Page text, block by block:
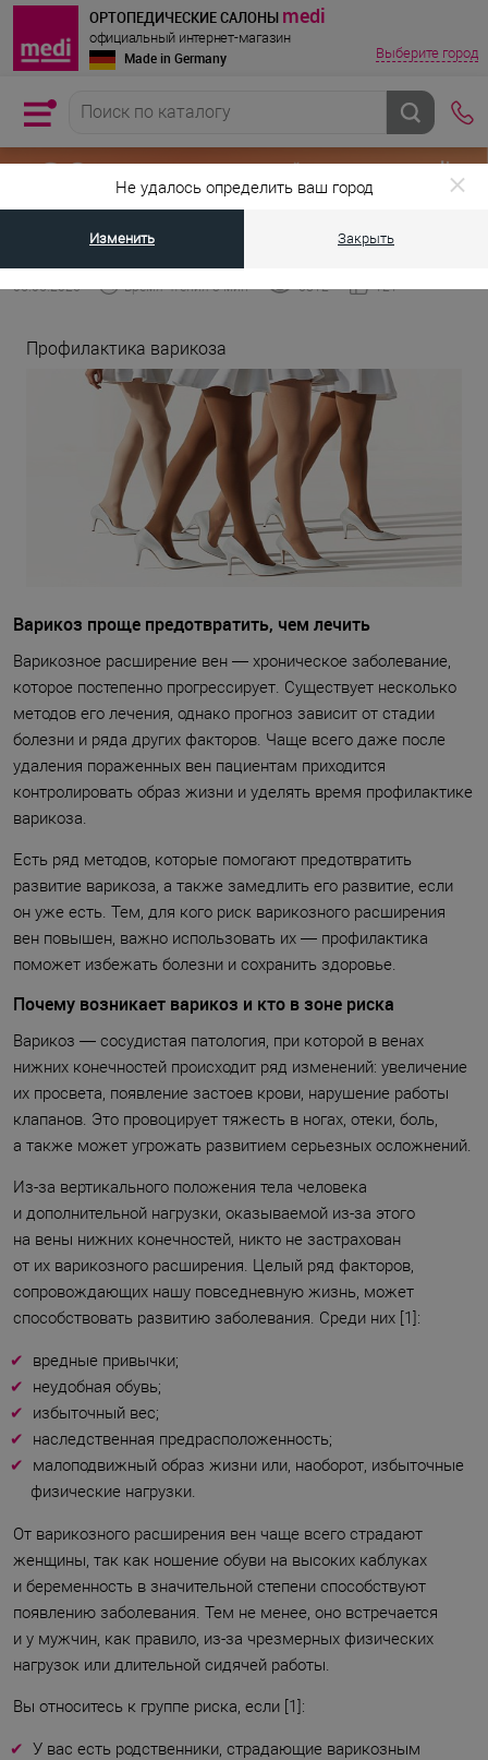
Не удалось определить ваш город
Изменить Закрыть
ОРТОПЕДИЧЕСКИЕ САЛОНЫ medi
официальный интернет-магазин
Made in Germany Выберите город
Главная страница • Профилактика варикоза
05.05.2026 Время чтения 3 мин 6812 121
Профилактика варикоза
Варикоз проще предотвратить, чем лечить
Варикозное расширение вен — хроническое заболевание,
которое постепенно прогрессирует. Существует несколько
методов его лечения, однако прогноз зависит от стадии
болезни и ряда других факторов. Чаще всего даже после
удаления пораженных вен пациентам приходится
контролировать образ жизни и уделять время профилактике
варикоза.
Есть ряд методов, которые помогают предотвратить
развитие варикоза, а также замедлить его развитие, если
он уже есть. Тем, для кого риск варикозного расширения
вен повышен, важно использовать их — профилактика
поможет избежать болезни и сохранить здоровье.
Почему возникает варикоз и кто в зоне риска
Варикоз — сосудистая патология, при которой в венах
нижних конечностей происходит ряд изменений: увеличение
их просвета, появление застоев крови, нарушение работы
клапанов. Это провоцирует тяжесть в ногах, отеки, боль,
а также может угрожать развитием серьезных осложнений.
Из-за вертикального положения тела человека
и дополнительной нагрузки, оказываемой из-за этого
на вены нижних конечностей, никто не застрахован
от их варикозного расширения. Целый ряд факторов,
сопровождающих нашу повседневную жизнь, может
способствовать развитию заболевания. Среди них [1]:
вредные привычки;
неудобная обувь;
избыточный вес;
наследственная предрасположенность;
малоподвижный образ жизни или, наоборот, избыточные
физические нагрузки.
От варикозного расширения вен чаще всего страдают
женщины, так как ношение обуви на высоких каблуках
и беременность в значительной степени способствуют
появлению заболевания. Тем не менее, оно встречается
и у мужчин, как правило, из-за чрезмерных физических
нагрузок или длительной сидячей работы.
Вы относитесь к группе риска, если [1]:
У вас есть родственники, страдающие варикозным